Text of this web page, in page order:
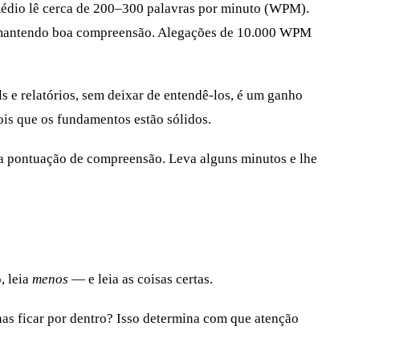
lê cerca de 200–300 palavras por minuto (WPM).
boa compreensão. Alegações de 10.000 WPM
relatórios, sem deixar de entendê-los, é um ganho
que os fundamentos estão sólidos.
de compreensão. Leva alguns minutos e lhe
leia menos — e leia as coisas certas.
ficar por dentro? Isso determina com que atenção